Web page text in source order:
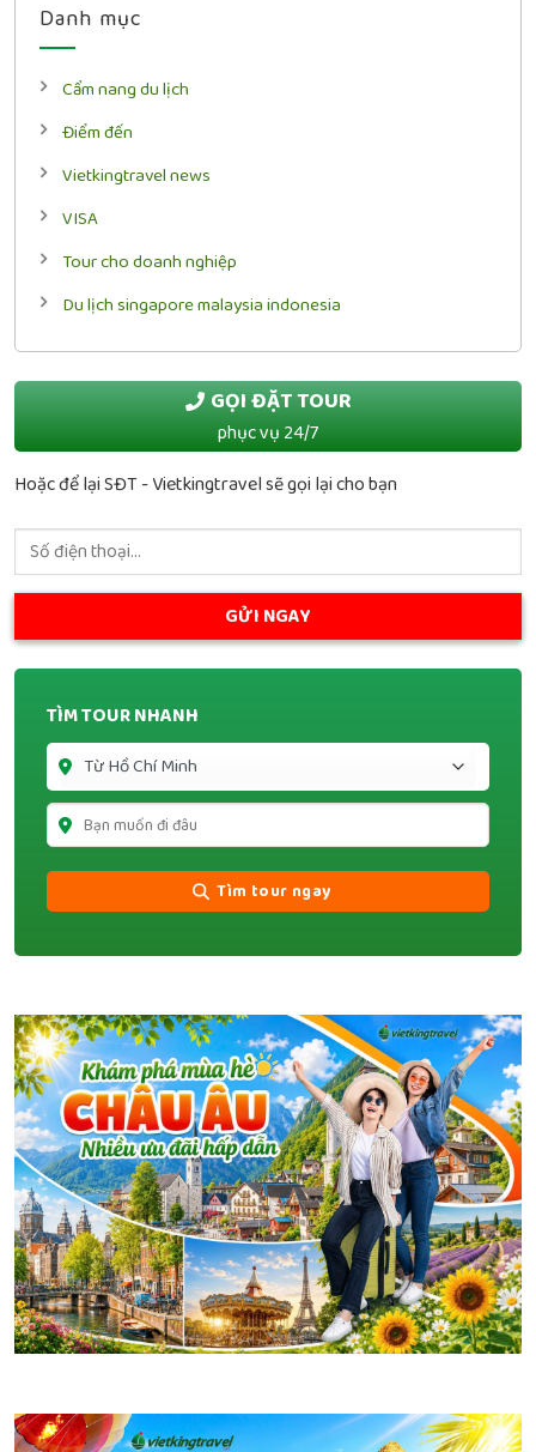
Danh mục
Cẩm nang du lịch
Điểm đến
Vietkingtravel news
VISA
Tour cho doanh nghiệp
Du lịch singapore malaysia indonesia
GỌI ĐẶT TOUR
phục vụ 24/7
Hoặc để lại SĐT - Vietkingtravel sẽ gọi lại cho bạn
TÌM TOUR NHANH
Tìm tour ngay